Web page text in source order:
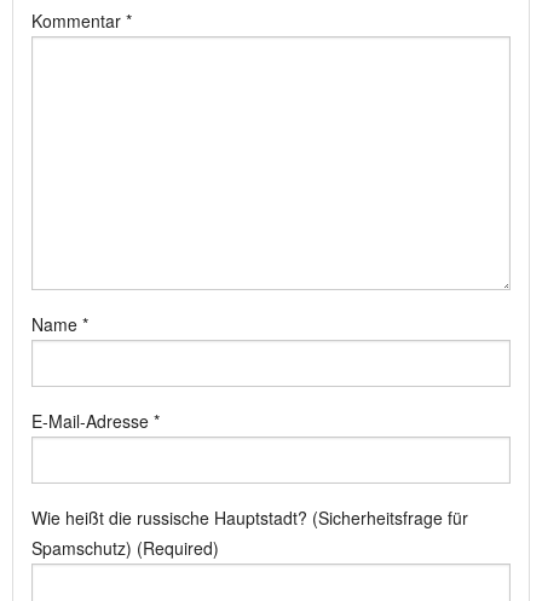
Kommentar *
Name *
E-Mail-Adresse *
Wie heißt die russische Hauptstadt? (Sicherheitsfrage für
Spamschutz) (Required)